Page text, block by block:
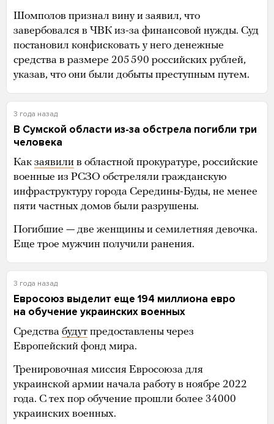
Шомполов признал вину и заявил, что
завербовался в ЧВК из-за финансовой нужды. Суд
постановил конфисковать у него денежные
средства в размере 205 590 российских рублей,
указав, что они были добыты преступным путем.
3 года назад
В Сумской области из-за обстрела погибли три
человека
Как заявили в областной прокуратуре, российские
военные из РСЗО обстреляли гражданскую
инфраструктуру города Середины-Буды, не менее
пяти частных домов были разрушены.
Погибшие — две женщины и семилетняя девочка.
Еще трое мужчин получили ранения.
3 года назад
Евросоюз выделит еще 194 миллиона евро
на обучение украинских военных
Средства будут предоставлены через
Европейский фонд мира.
Тренировочная миссия Евросоюза для
украинской армии начала работу в ноябре 2022
года. С тех пор обучение прошли более 34000
украинских военных.